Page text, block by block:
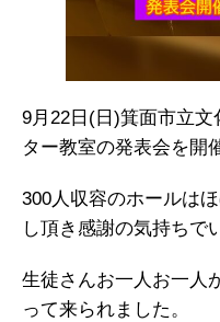
9月22日(日)箕面市立
ター教室の発表会を開
300人収容のホールは
し頂き感謝の気持ちで
生徒さんお一人お一人
って来られました。